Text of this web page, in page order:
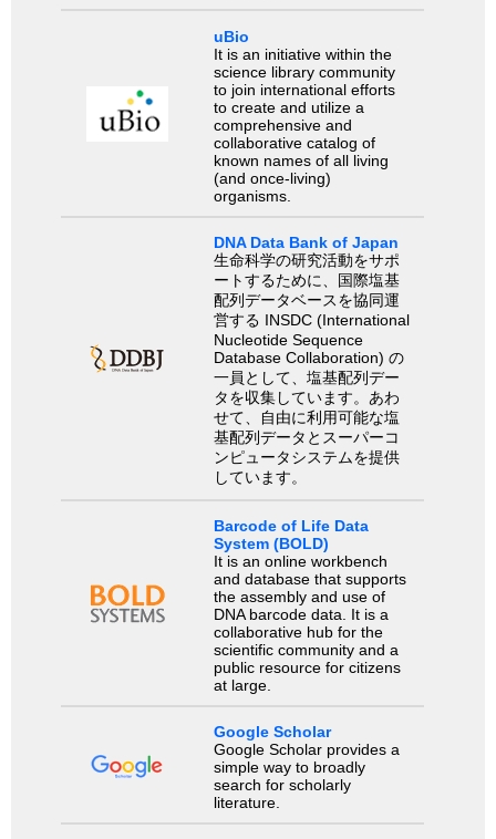
uBio
It is an initiative within the
science library community
to join international efforts
to create and utilize a
comprehensive and
collaborative catalog of
known names of all living
(and once-living)
organisms.
DNA Data Bank of Japan
生命科学の研究活動をサポ
ートするために、国際塩基
配列データベースを協同運
営する INSDC (International
Nucleotide Sequence
Database Collaboration) の
一員として、塩基配列デー
タを収集しています。あわ
せて、自由に利用可能な塩
基配列データとスーパーコ
ンピュータシステムを提供
しています。
Barcode of Life Data
System (BOLD)
It is an online workbench
and database that supports
the assembly and use of
DNA barcode data. It is a
collaborative hub for the
scientific community and a
public resource for citizens
at large.
Google Scholar
Google Scholar provides a
simple way to broadly
search for scholarly
literature.